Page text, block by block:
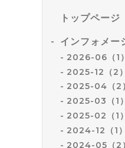
トップページ
インフォメー
2026-06（1）
2025-12（2）
2025-04（2
2025-03（1）
2025-02（1）
2024-12（1）
2024-05（2